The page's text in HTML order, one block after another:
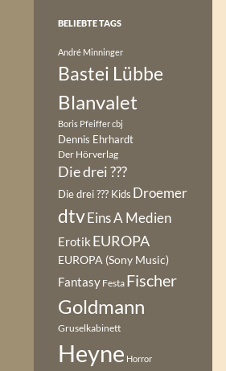
BELIEBTE TAGS
André Minninger
Bastei Lübbe
Blanvalet
Boris Pfeiffercbj
Dennis Ehrhardt
Der Hörverlag
Die drei ???
Die drei ??? Kids Droemer
dtvEins A Medien
Erotik EUROPA
EUROPA (Sony Music)
Fantasy Festa Fischer
Goldmann
Gruselkabinett
Heyne Horror